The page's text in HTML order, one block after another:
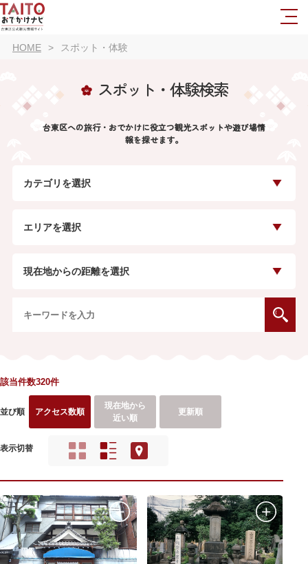
HOME スポット・体験
スポット・体験検索
台東区への旅行・おでかけに役立つ観光スポットや遊び場情
報を探せます。
カテゴリを選択
エリアを選択
現在地からの距離を選択
該当件数320件
並び順 アクセス数順
現在地から
近い順
更新順
表示切替